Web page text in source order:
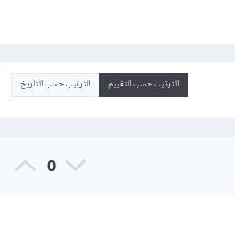
الترتيب حسب التقييم الترتيب حسب التاريخ
0